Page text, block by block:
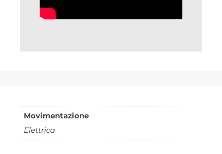
Movimentazione
Elettrica